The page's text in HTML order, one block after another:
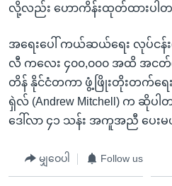
လို့လည်း ဟောကိန်းထုတ်ထားပါ
အရေးပေါ် ကယ်ဆယ်ရေး လုပ်င
လီ ကလေး ၄၀၀,၀၀၀ အထိ အင
တိန် နိုင်ငံတကာ ဖွံ့ဖြိုးတိုးတက်ရေး
ရှဲလ် (Andrew Mitchell) က ဆိုပ
ဒေါ်လာ ၄၁ သန်း အကူအညီ ပေ
မျှဝေပါ Follow us